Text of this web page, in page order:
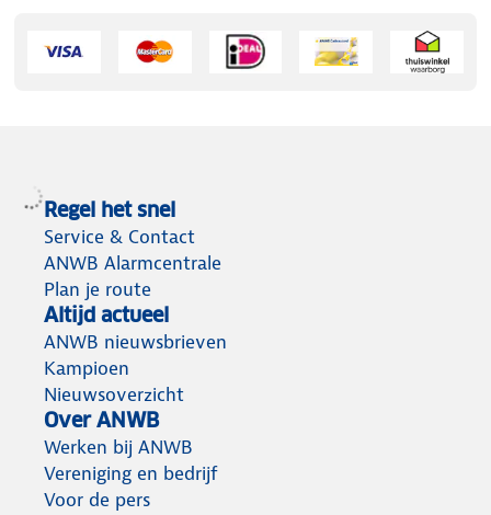
Regel het snel
Service & Contact
ANWB Alarmcentrale
Plan je route
Altijd actueel
ANWB nieuwsbrieven
Kampioen
Nieuwsoverzicht
Over ANWB
Werken bij ANWB
Vereniging en bedrijf
Voor de pers